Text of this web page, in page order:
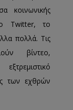
κοινωνικής
Twitter, το
πολλά. Τις
βίντεο,
των εχθρών